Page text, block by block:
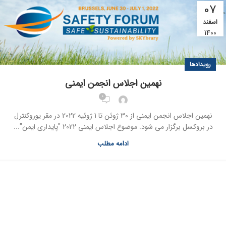
07
اسفند
1400
رویدادها
نهمین اجلاس انجمن ایمنی
0
نهمین اجلاس انجمن ایمنی از 30 ژوئن تا 1 ژوئیه 2022 در مقر یوروکنترل
در بروکسل برگزار می شود. موضوع اجلاس ایمنی 2022 "پایداری ایمن"...
ادامه مطلب